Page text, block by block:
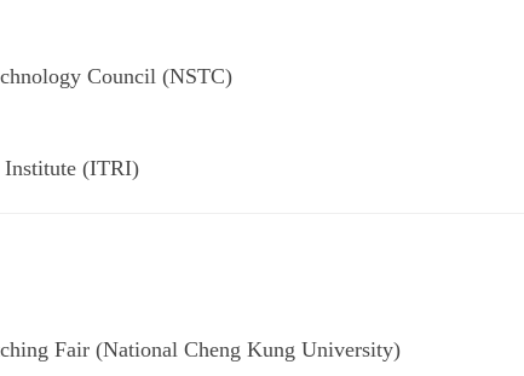
Council (NSTC)
Institute (ITRI)
Fair (National Cheng Kung University)